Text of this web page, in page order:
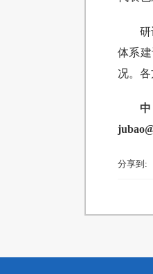
研
体系
况。
分享到: